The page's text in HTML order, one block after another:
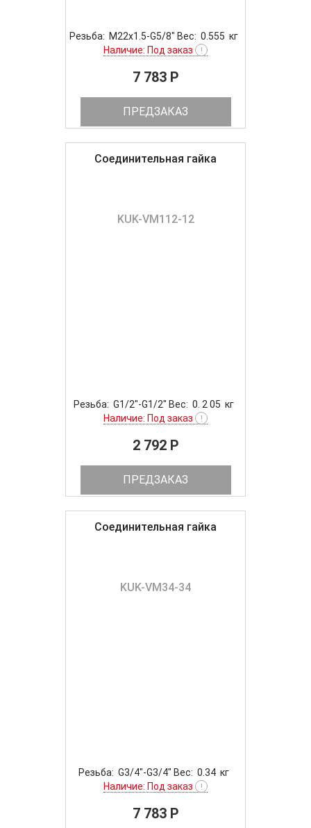
Резьба: M22x1.5-G5/8" Вес: 0.555 кг
Наличие: Под заказ
!
7 783 P
ПРЕДЗАКАЗ
Соединительная гайка
KUK-VM112-12
Резьба: G1/2"-G1/2" Вес: 0. 2 05 кг
Наличие: Под заказ
!
2 792 P
ПРЕДЗАКАЗ
Соединительная гайка
KUK-VM34-34
Резьба: G3/4"-G3/4" Вес: 0.34 кг
Наличие: Под заказ
!
7 783 P